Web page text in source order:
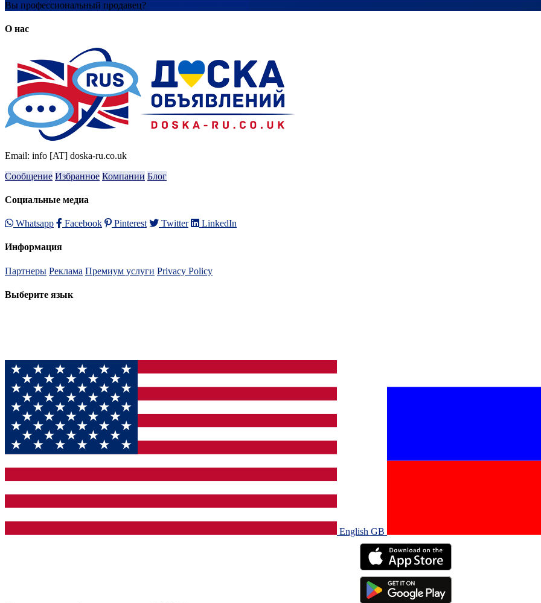
Вы профессиональный продавец?
О нас
Email: info [AT] doska-ru.co.uk
Сообщение Избранное Компании Блог
Социальные медиа
Whatsapp Facebook Pinterest Twitter LinkedIn
Информация
Партнеры Реклама Премиум услуги Privacy Policy
Выберите язык
English GB‎